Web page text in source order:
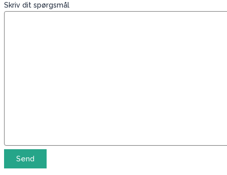
Skriv dit spørgsmål